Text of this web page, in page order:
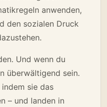
anwenden,
den sozialen Druck
Und wenn du
überwältigend sein.
sie das
– und landen in